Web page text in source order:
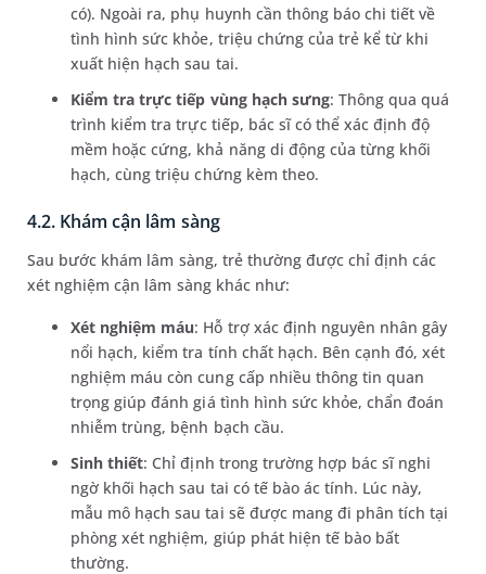
có). Ngoài ra, phụ huynh cần thông báo chi tiết về
tình hình sức khỏe, triệu chứng của trẻ kể từ khi
xuất hiện hạch sau tai.
Kiểm tra trực tiếp vùng hạch sưng: Thông qua quá
trình kiểm tra trực tiếp, bác sĩ có thể xác định độ
mềm hoặc cứng, khả năng di động của từng khối
hạch, cùng triệu chứng kèm theo.
4.2. Khám cận lâm sàng
Sau bước khám lâm sàng, trẻ thường được chỉ định các
xét nghiệm cận lâm sàng khác như:
Xét nghiệm máu: Hỗ trợ xác định nguyên nhân gây
nổi hạch, kiểm tra tính chất hạch. Bên cạnh đó, xét
nghiệm máu còn cung cấp nhiều thông tin quan
trọng giúp đánh giá tình hình sức khỏe, chẩn đoán
nhiễm trùng, bệnh bạch cầu.
Sinh thiết: Chỉ định trong trường hợp bác sĩ nghi
ngờ khối hạch sau tai có tế bào ác tính. Lúc này,
mẫu mô hạch sau tai sẽ được mang đi phân tích tại
phòng xét nghiệm, giúp phát hiện tế bào bất
thường.